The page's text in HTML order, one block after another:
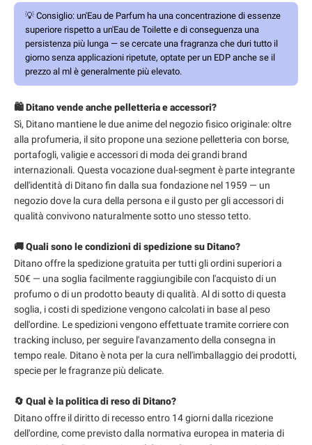
💡 Consiglio: un'Eau de Parfum ha una concentrazione di essenze
superiore rispetto a un'Eau de Toilette e di conseguenza una
persistenza più lunga — se cercate una fragranza che duri tutto il
giorno senza applicazioni ripetute, optate per un EDP anche se il
prezzo al ml è generalmente più elevato.
🛍️ Ditano vende anche pelletteria e accessori?
Sì, Ditano mantiene le due anime del negozio fisico originale: oltre
alla profumeria, il sito propone una sezione pelletteria con borse,
portafogli, valigie e accessori di moda dei grandi brand
internazionali. Questa vocazione dual-segment è parte integrante
dell'identità di Ditano fin dalla sua fondazione nel 1959 — un
negozio dove la cura della persona e il gusto per gli accessori di
qualità convivono naturalmente sotto uno stesso tetto.
🚚 Quali sono le condizioni di spedizione su Ditano?
Ditano offre la spedizione gratuita per tutti gli ordini superiori a
50€ — una soglia facilmente raggiungibile con l'acquisto di un
profumo o di un prodotto beauty di qualità. Al di sotto di questa
soglia, i costi di spedizione vengono calcolati in base al peso
dell'ordine. Le spedizioni vengono effettuate tramite corriere con
tracking incluso, per seguire l'avanzamento della consegna in
tempo reale. Ditano è nota per la cura nell'imballaggio dei prodotti,
specie per le fragranze più delicate.
🔄 Qual è la politica di reso di Ditano?
Ditano offre il diritto di recesso entro 14 giorni dalla ricezione
dell'ordine, come previsto dalla normativa europea in materia di